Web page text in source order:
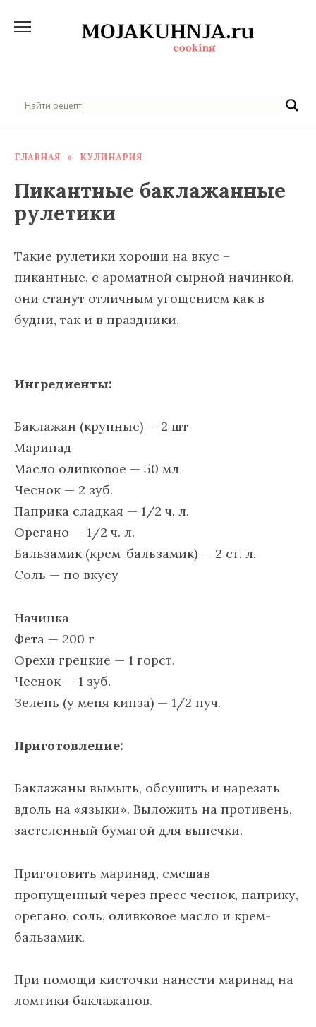
ГЛАВНАЯ » КУЛИНАРИЯ
Пикантные баклажанные
рулетики
Такие рулетики хороши на вкус –
пикантные, с ароматной сырной начинкой,
они станут отличным угощением как в
будни, так и в праздники.
Ингредиенты:
Баклажан (крупные) — 2 шт
Маринад
Масло оливковое — 50 мл
Чеснок — 2 зуб.
Паприка сладкая — 1/2 ч. л.
Орегано — 1/2 ч. л.
Бальзамик (крем-бальзамик) — 2 ст. л.
Соль — по вкусу
Начинка
Фета — 200 г
Орехи грецкие — 1 горст.
Чеснок — 1 зуб.
Зелень (у меня кинза) — 1/2 пуч.
Приготовление:
Баклажаны вымыть, обсушить и нарезать
вдоль на «языки». Выложить на противень,
застеленный бумагой для выпечки.
Приготовить маринад, смешав
пропущенный через пресс чеснок, паприку,
орегано, соль, оливковое масло и крем-
бальзамик.
При помощи кисточки нанести маринад на
ломтики баклажанов.